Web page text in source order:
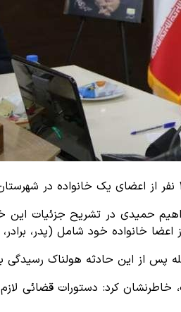
پس از این حادثه هولناک
خاطرنشان کرد: دستورات قضائی